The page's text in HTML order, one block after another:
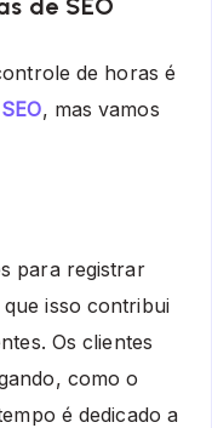
de SEO
de horas é
, mas vamos
para registrar
que isso contribui
Os clientes
como o
é dedicado a